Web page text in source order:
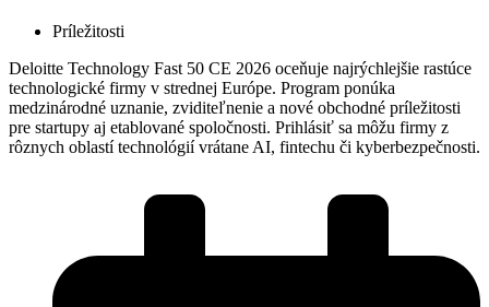
Príležitosti
Deloitte Technology Fast 50 CE 2026 oceňuje najrýchlejšie rastúce
technologické firmy v strednej Európe. Program ponúka
medzinárodné uznanie, zviditeľnenie a nové obchodné príležitosti
pre startupy aj etablované spoločnosti. Prihlásiť sa môžu firmy z
rôznych oblastí technológií vrátane AI, fintechu či kyberbezpečnosti.